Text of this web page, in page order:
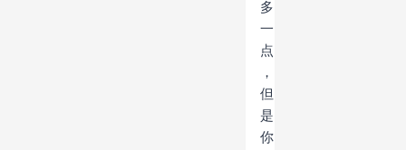
多
一
点
，
但
是
你